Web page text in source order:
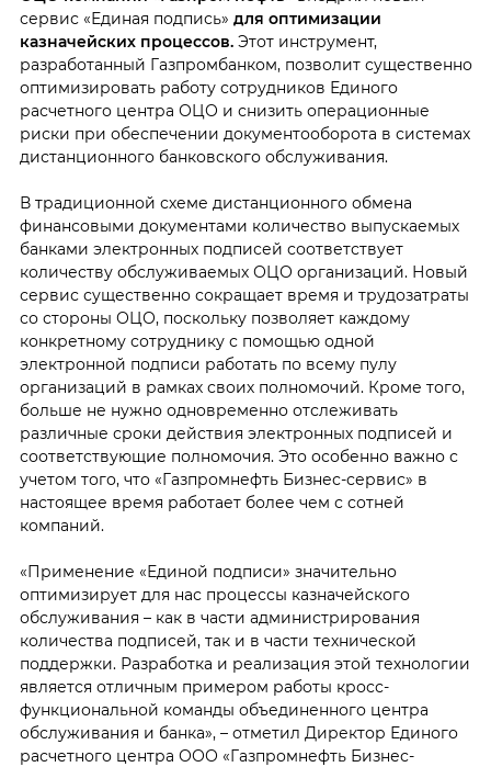
сервис «Единая подпись» для оптимизации
казначейских процессов.Этот инструмент,
разработанный Газпромбанком, позволит существенно
оптимизировать работу сотрудников Единого
расчетного центра ОЦО и снизить операционные
риски при обеспечении документооборота в системах
дистанционного банковского обслуживания.
В традиционной схеме дистанционного обмена
финансовыми документами количество выпускаемых
банками электронных подписей соответствует
количеству обслуживаемых ОЦО организаций. Новый
сервис существенно сокращает время и трудозатраты
со стороны ОЦО, поскольку позволяет каждому
конкретному сотруднику с помощью одной
электронной подписи работать по всему пулу
организаций в рамках своих полномочий. Кроме того,
больше не нужно одновременно отслеживать
различные сроки действия электронных подписей и
соответствующие полномочия. Это особенно важно с
учетом того, что «Газпромнефть Бизнес-сервис» в
настоящее время работает более чем с сотней
компаний.
«Применение «Единой подписи» значительно
оптимизирует для нас процессы казначейского
обслуживания – как в части администрирования
количества подписей, так и в части технической
поддержки. Разработка и реализация этой технологии
является отличным примером работы кросс-
функциональной команды объединенного центра
обслуживания и банка», – отметил Директор Единого
расчетного центра ООО «Газпромнефть Бизнес-